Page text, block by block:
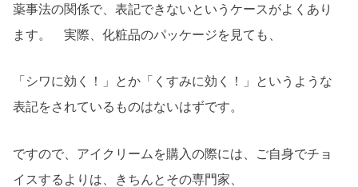
薬事法の関係で、表記できないというケースがよくあり
ます。 実際、化粧品のパッケージを見ても、
「シワに効く！」とか「くすみに効く！」というような
表記をされているものはないはずです。
ですので、アイクリームを購入の際には、ご自身でチョ
イスするよりは、きちんとその専門家、